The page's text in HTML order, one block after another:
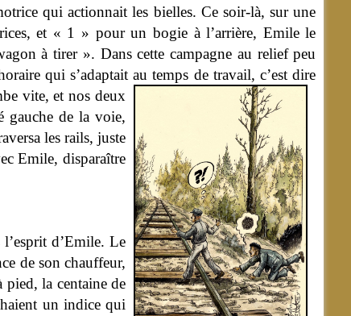
qui actionnait les bielles. Ce soir-là, sur une
et « 1 » pour un bogie à l’arrière, Emile le
à tirer ». Dans cette campagne au relief peu
qui s’adaptait au temps de travail, c’est dire
vite, et nos deux
gauche de la voie,
les rails, juste
Emile, disparaître
d’Emile. Le
de son chauffeur,
la centaine de
un indice qui